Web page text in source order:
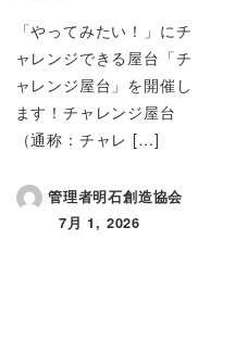
「やってみたい！」にチ
ャレンジできる屋台「チ
ャレンジ屋台」を開催し
ます！チャレンジ屋台
（通称：チャレ […]
管理者明石創造協会
投稿日
7月 1, 2026